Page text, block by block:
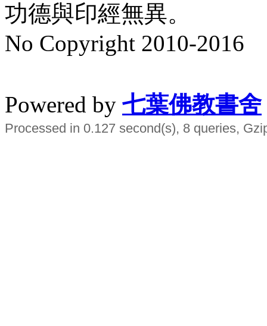
功德與印經無異。
No Copyright 2010-2016
Powered by 七葉佛教書舍
Processed in 0.127 second(s), 8 queries,